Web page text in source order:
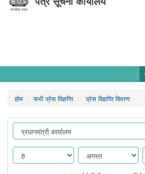
होम सभी प्रेस विज्ञप्ति प्रेस विज्ञप्ति विवरण